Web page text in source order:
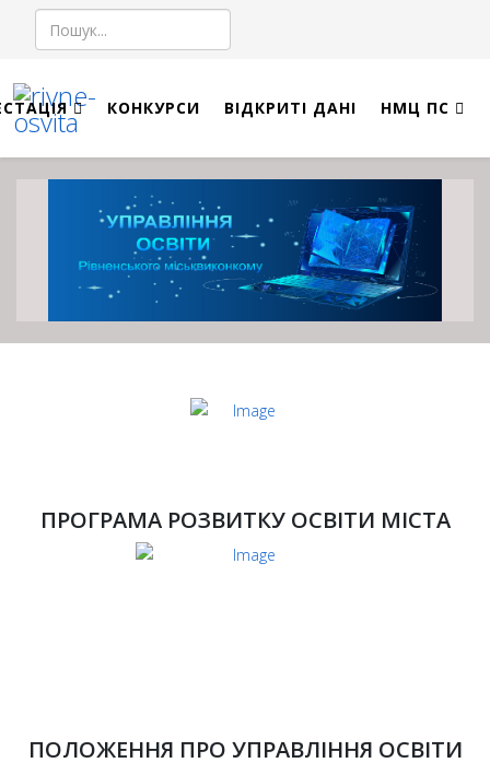
Пошук
КОНКУРСИ ВІДКРИТІ ДАНІ НМЦ ПС
ПРОГРАМА РОЗВИТКУ ОСВІТИ МІСТА
ПОЛОЖЕННЯ ПРО УПРАВЛІННЯ ОСВІТИ